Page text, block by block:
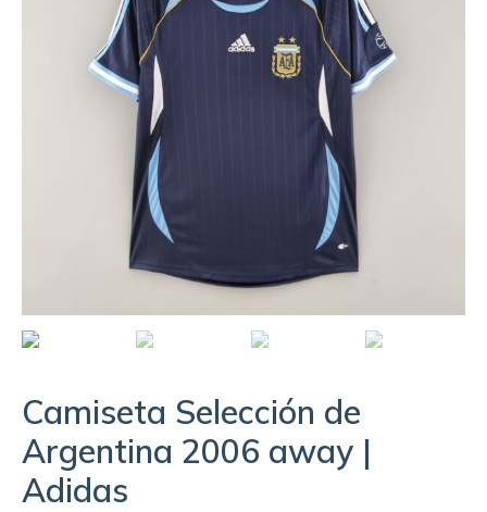
Camiseta Selección de
Argentina 2006 away |
Adidas